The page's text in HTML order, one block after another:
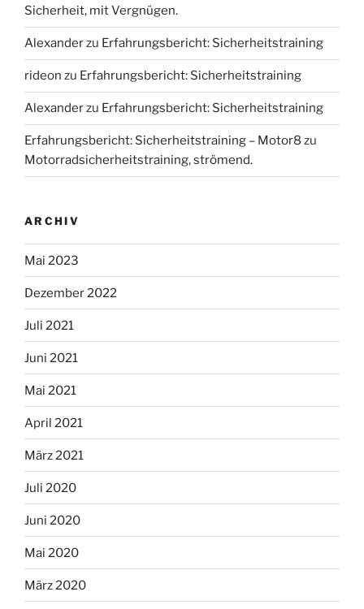
Sicherheit, mit Vergnügen.
Alexanderzu Erfahrungsbericht: Sicherheitstraining
rideon zu Erfahrungsbericht: Sicherheitstraining
Alexanderzu Erfahrungsbericht: Sicherheitstraining
Erfahrungsbericht: Sicherheitstraining – Motor8 zu
Motorradsicherheitstraining, strömend.
ARCHIV
Mai 2023
Dezember 2022
Juli 2021
Juni 2021
Mai 2021
April 2021
März 2021
Juli 2020
Juni 2020
Mai 2020
März 2020